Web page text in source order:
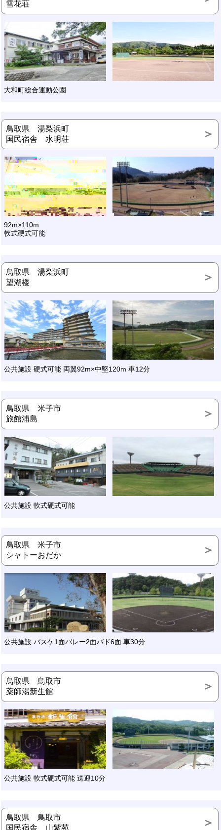
雪花荘
大和町総合運動公園
鳥取県 湯梨浜町
国民宿舎 水明荘
92m×110m
軟式硬式可能
鳥取県 湯梨浜町
望湖楼
公共施設 硬式可能 両翼92m×中堅120m 車12分
鳥取県 米子市
旅館浦島
公共施設 軟式硬式可能
鳥取県 米子市
シャトーおだか
公共施設 バスケ1面バレー2面バド6面 車30分
鳥取県 鳥取市
薬師湯新生館
公共施設 軟式硬式可能 送迎10分
鳥取県 鳥取市
国民宿舎 山紫苑